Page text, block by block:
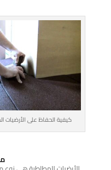
كيفية الحفاظ على الأرضيات